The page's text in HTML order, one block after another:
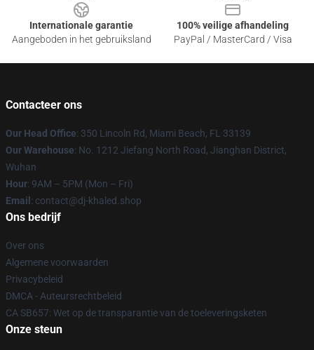
Internationale garantie
Aangeboden in het gebruiksland
100% veilige afhandeling
PayPal / MasterCard / Visa
Contacteer ons
Our Head Office: 350 Lincoln Rd, Miami Beach, FL 33139
Our Warehouse: No. 1212 Jiefang North Road, Jianghan District,
Wuhan
Hour: 9AM – 5PM (Mon – Fri)
Email : contact@dj-khaled.shop
Ons bedrijf
Over ons
Algemene voorwaarden
Privacybeleid
DMCA - Auteursrechtbeleid
CA SB657: Wet op de transparantie van de toeleveringsketen
Onze steun